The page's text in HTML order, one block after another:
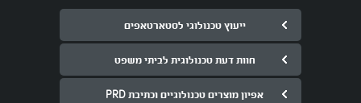
ייעוץ טכנולוגי לסטארטאפים
חוות דעת טכנולוגית לביתי משפט
אפיון מוצרים טכנולוגיים וכתיבת PRD